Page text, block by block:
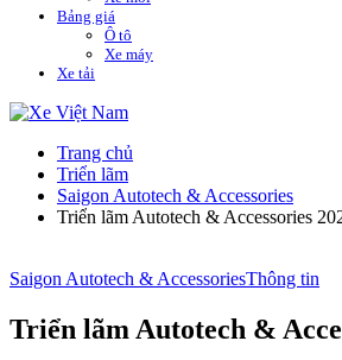
Bảng giá
Ô tô
Xe máy
Xe tải
Trang chủ
Triển lãm
Saigon Autotech & Accessories
Triển lãm Autotech & Accessories
Saigon Autotech & AccessoriesThông tin
Triển lãm Autotech &